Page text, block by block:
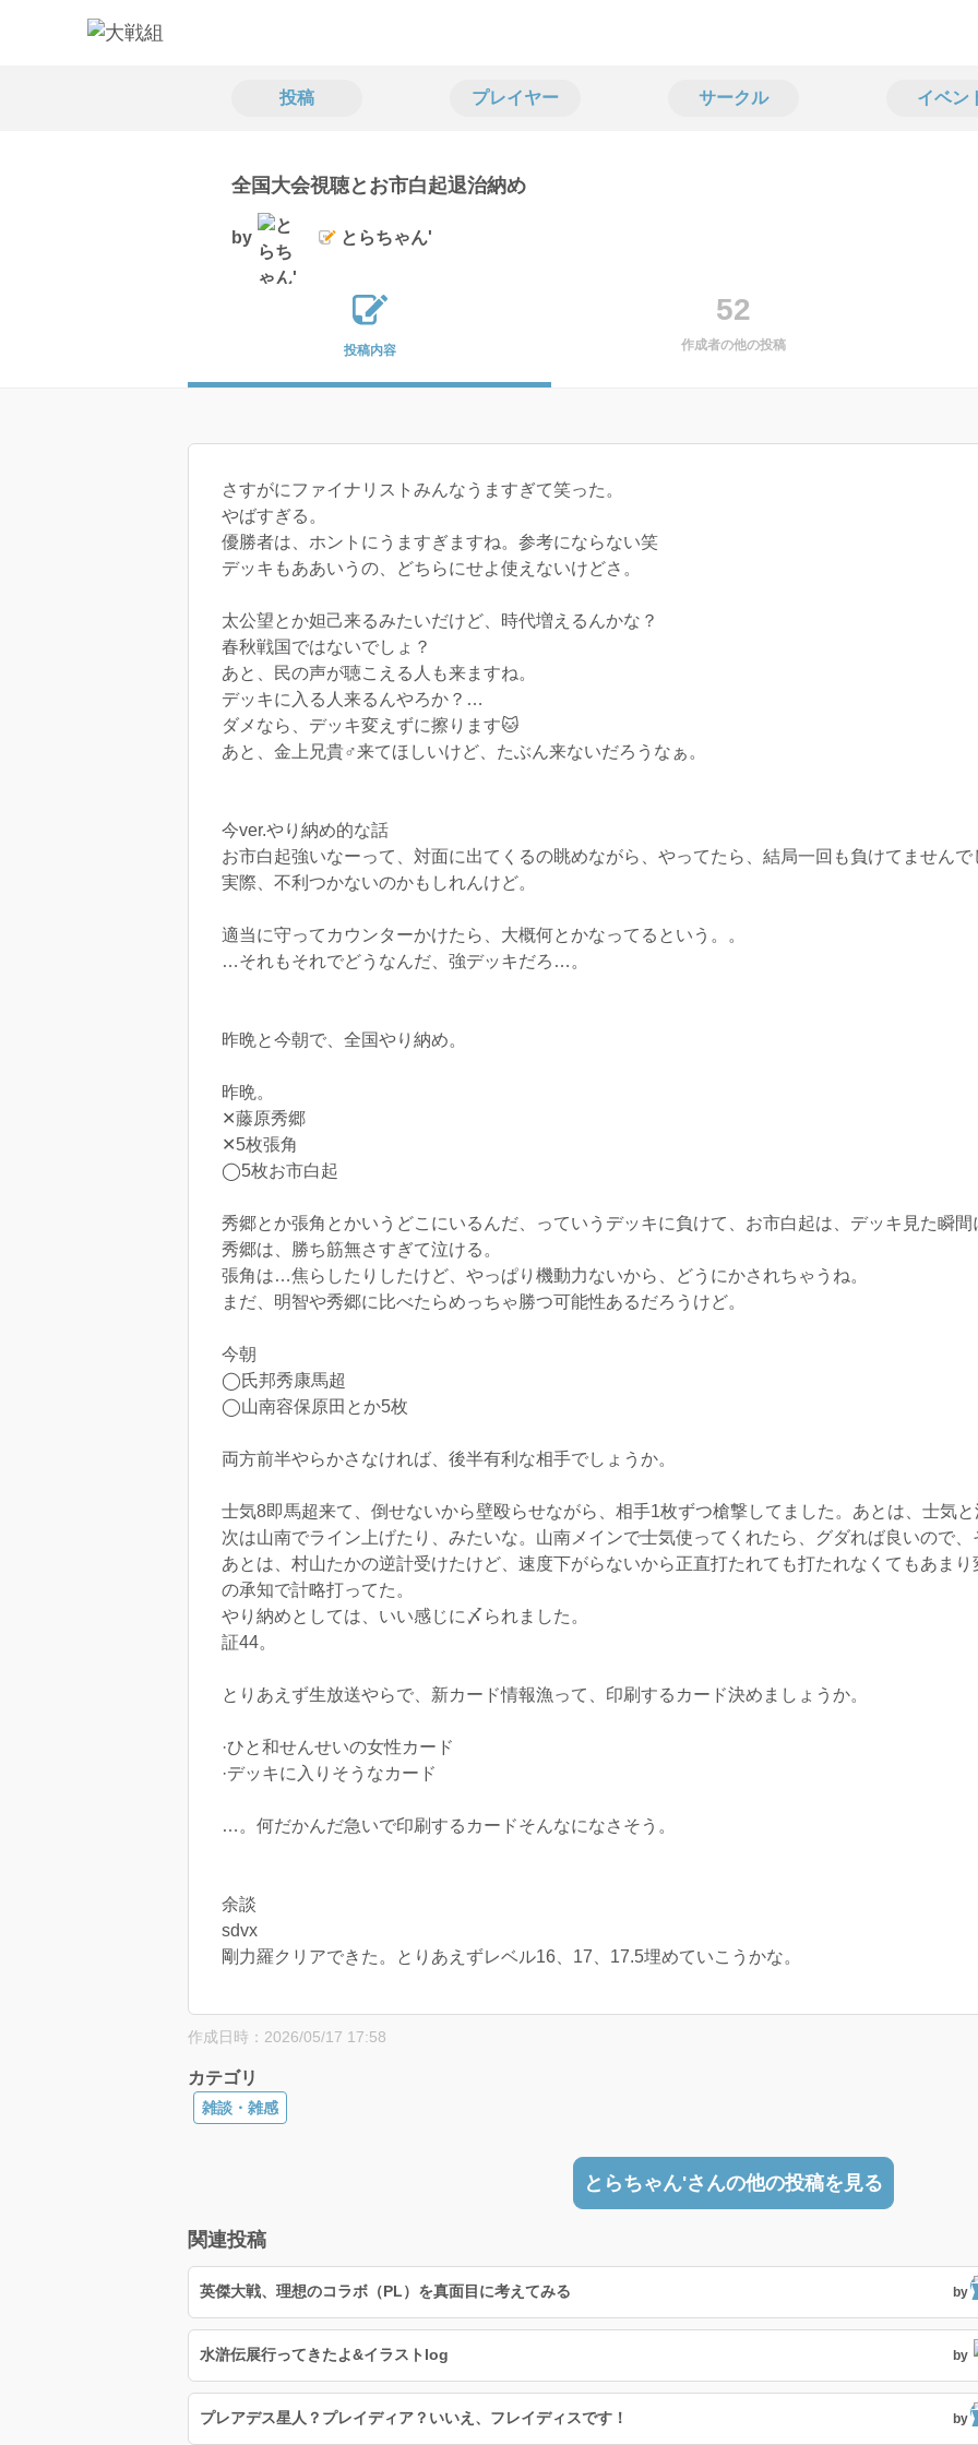
投稿 プレイヤー サークル イベン
全国大会視聴とお市白起退治納め
by とらちゃん'
投稿内容
52
作成者の他の投稿
さすがにファイナリストみんなうますぎて笑った。
やばすぎる。
優勝者は、ホントにうますぎますね。参考にならない笑
デッキもああいうの、どちらにせよ使えないけどさ。
太公望とか妲己来るみたいだけど、時代増えるんかな？
春秋戦国ではないでしょ？
あと、民の声が聴こえる人も来ますね。
デッキに入る人来るんやろか？…
ダメなら、デッキ変えずに擦ります🐱
あと、金上兄貴♂来てほしいけど、たぶん来ないだろうなぁ。
今ver.やり納め的な話
お市白起強いなーって、対面に出てくるの眺めながら、やってたら、結局一回も負けてませんで
実際、不利つかないのかもしれんけど。
適当に守ってカウンターかけたら、大概何とかなってるという。。
…それもそれでどうなんだ、強デッキだろ…。
昨晩と今朝で、全国やり納め。
昨晩。
✕藤原秀郷
✕5枚張角
◯5枚お市白起
秀郷とか張角とかいうどこにいるんだ、っていうデッキに負けて、お市白起は、デッキ見た瞬
秀郷は、勝ち筋無さすぎて泣ける。
張角は…焦らしたりしたけど、やっぱり機動力ないから、どうにかされちゃうね。
まだ、明智や秀郷に比べたらめっちゃ勝つ可能性あるだろうけど。
今朝
◯氏邦秀康馬超
◯山南容保原田とか5枚
両方前半やらかさなければ、後半有利な相手でしょうか。
士気8即馬超来て、倒せないから壁殴らせながら、相手1枚ずつ槍撃してました。あとは、士気
次は山南でライン上げたり、みたいな。山南メインで士気使ってくれたら、グダれば良いので
あとは、村山たかの逆計受けたけど、速度下がらないから正直打たれても打たれなくてもあま
の承知で計略打ってた。
やり納めとしては、いい感じに〆られました。
証44。
とりあえず生放送やらで、新カード情報漁って、印刷するカード決めましょうか。
·ひと和せんせいの女性カード
·デッキに入りそうなカード
…。何だかんだ急いで印刷するカードそんなになさそう。
余談
sdvx
剛力羅クリアできた。とりあえずレベル16、17、17.5埋めていこうかな。
作成日時：2026/05/17 17:58
カテゴリ
雑談・雑感
とらちゃん'さんの他の投稿を見る
関連投稿
英傑大戦、理想のコラボ（PL）を真面目に考えてみる by
水滸伝展行ってきたよ&イラストlog by
プレアデス星人？プレイディア？いいえ、フレイディスです！ by